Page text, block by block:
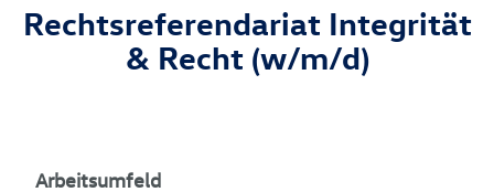
Rechtsreferendariat Integrität
& Recht (w/m/d)
Arbeitsumfeld